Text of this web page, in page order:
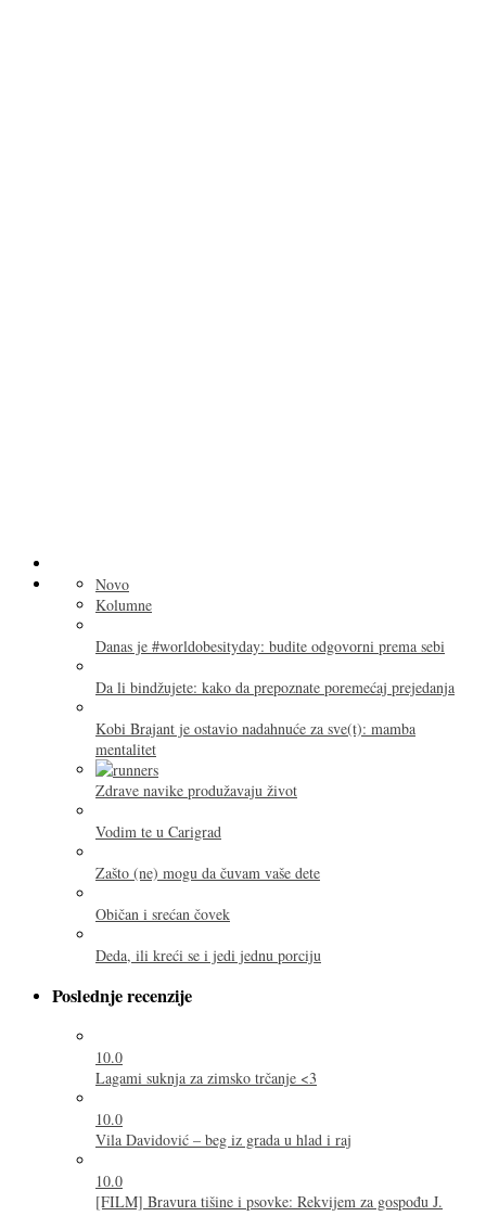
Novo
Kolumne
Danas je #worldobesityday: budite odgovorni prema sebi
Da li bindžujete: kako da prepoznate poremećaj prejedanja
Kobi Brajant je ostavio nadahnuće za sve(t): mamba
mentalitet
Zdrave navike produžavaju život
Vodim te u Carigrad
Zašto (ne) mogu da čuvam vaše dete
Običan i srećan čovek
Deda, ili kreći se i jedi jednu porciju
Poslednje recenzije
10.0
Lagami suknja za zimsko trčanje <3
10.0
Vila Davidović – beg iz grada u hlad i raj
10.0
[FILM] Bravura tišine i psovke: Rekvijem za gospođu J.